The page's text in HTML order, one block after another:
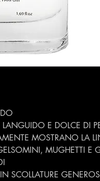
E DOLCE DI
MOSTRANO LA
MUGHETTI E
SCOLLATURE